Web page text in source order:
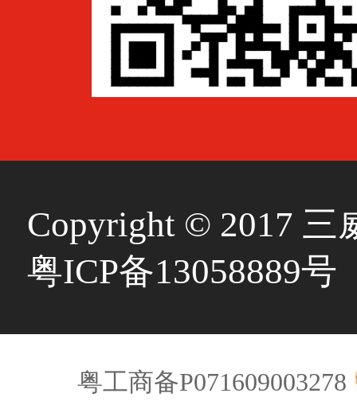
Copyright © 2017 三
粤ICP备13058889号
粤工商备P071609003278